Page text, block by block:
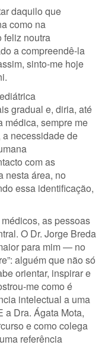
daquilo que
como na
feliz noutra
a compreendê-la
sinto-me hoje
gradual e, diria, até
médica, sempre me
necessidade de
com as
nesta área, no
essa identificação,
as pessoas
O Dr. Jorge Breda
para mim — no
alguém que não só
orientar, inspirar e
me como é
intelectual a uma
a Dra. Ágata Mota,
e como colega
referência